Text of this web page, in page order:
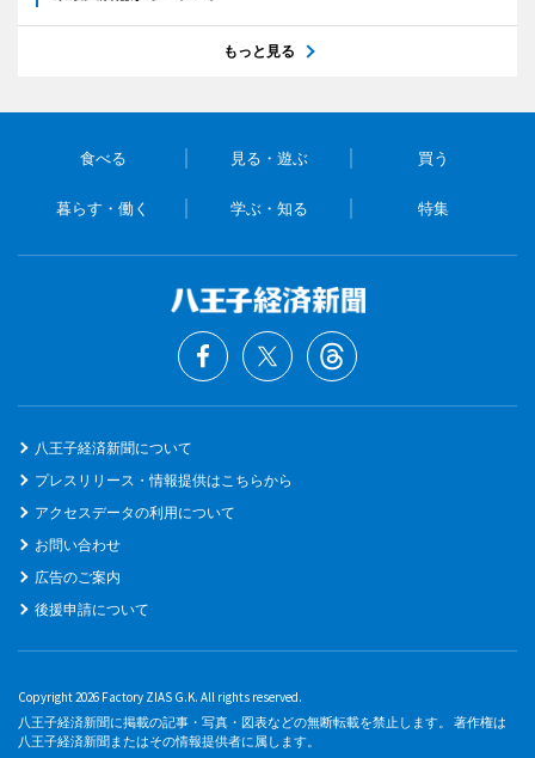
もっと見る
食べる 見る・遊ぶ 買う
暮らす・働く 学ぶ・知る 特集
八王子経済新聞について
プレスリリース・情報提供はこちらから
アクセスデータの利用について
お問い合わせ
広告のご案内
後援申請について
Copyright 2026 Factory ZIAS G.K. All rights reserved.
八王子経済新聞に掲載の記事・写真・図表などの無断転載を禁止します。 著作権は
八王子経済新聞またはその情報提供者に属します。